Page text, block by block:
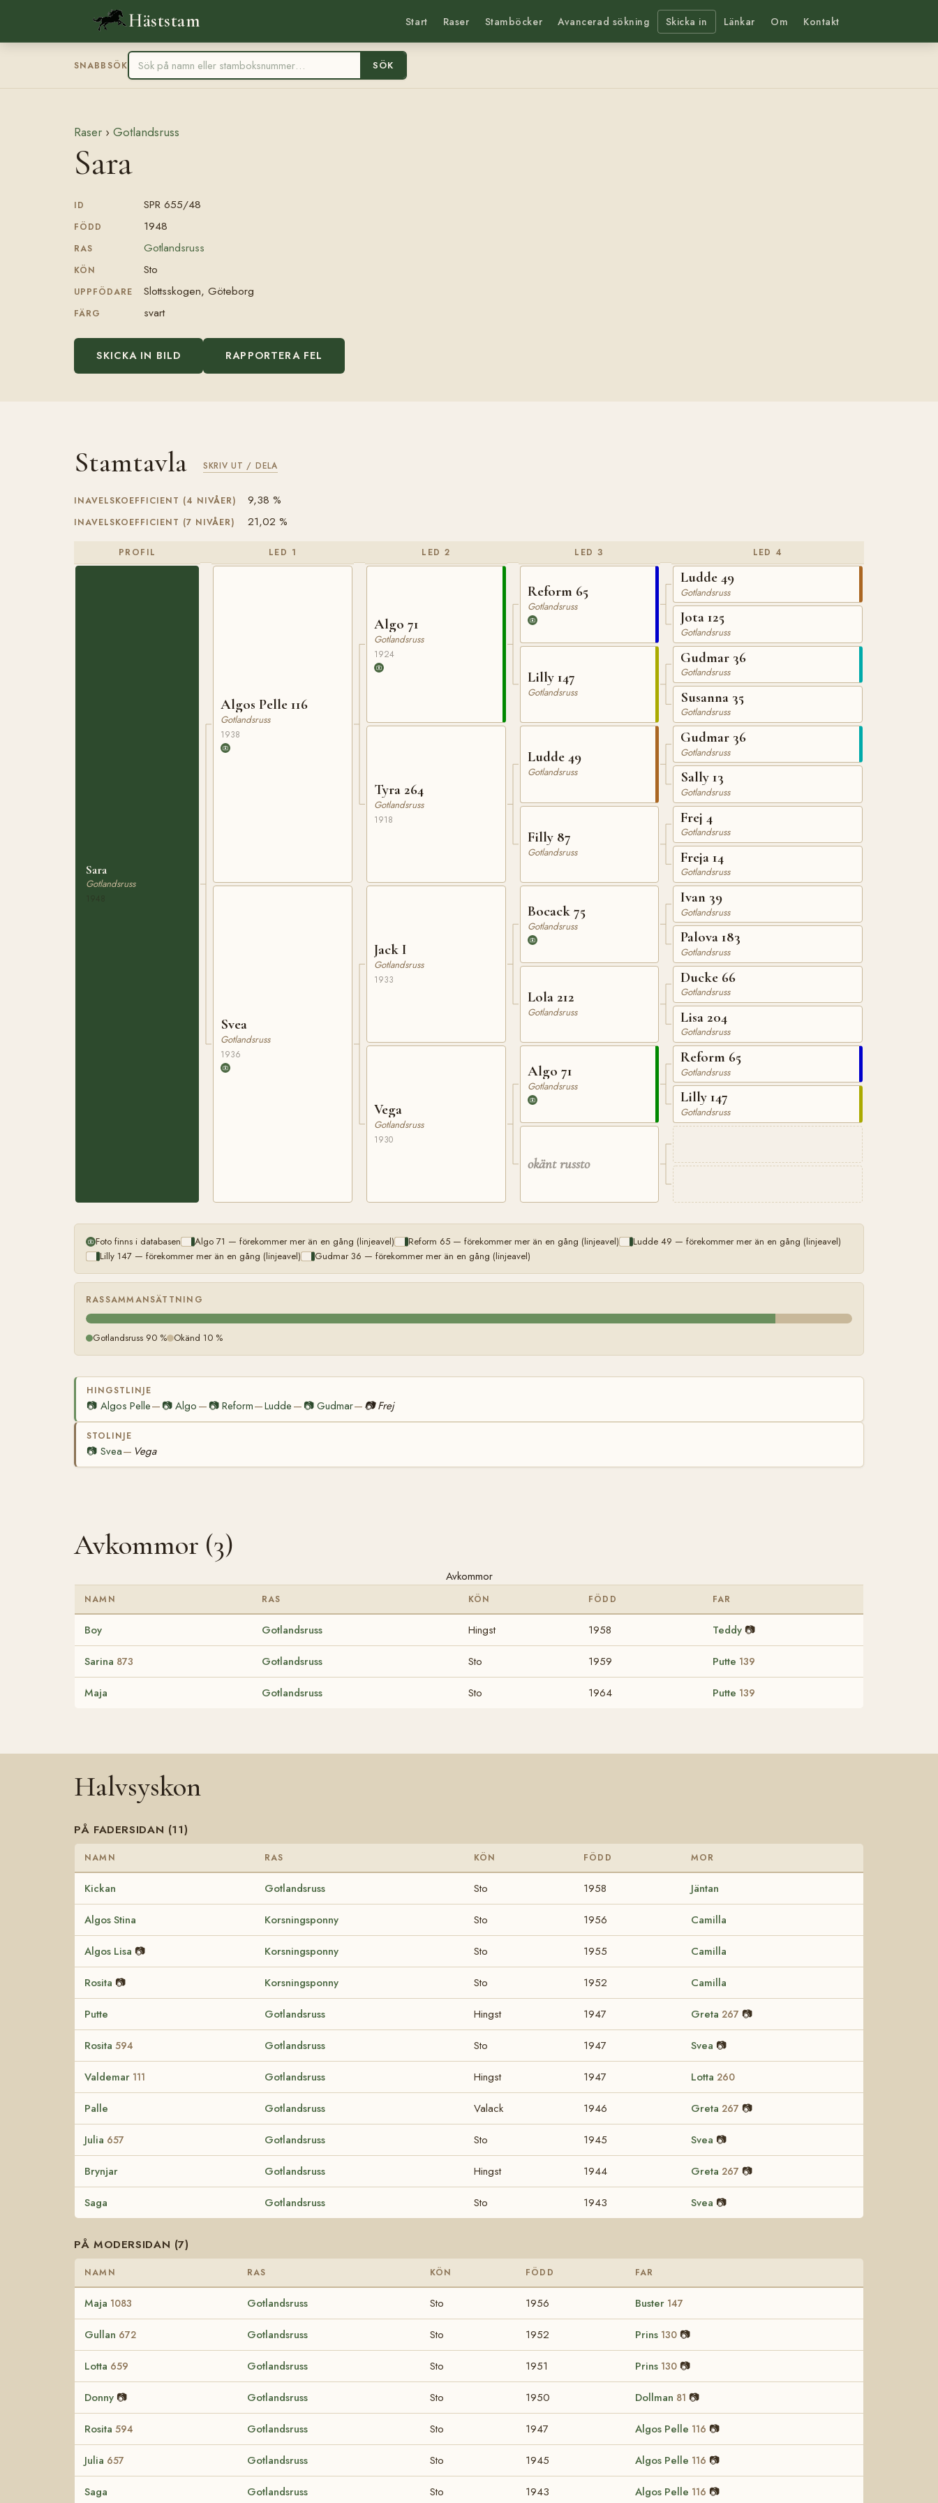
Häststam Start Raser Stamböcker Avancerad sökning Skicka in Länkar Om Kontakt
SNABBSÖK SÖK
Raser › Gotlandsruss
Sara
ID SPR 655/48
FÖDD 1948
RAS Gotlandsruss
KÖN Sto
UPPFÖDARE Slottsskogen, Göteborg
FÄRG svart
SKICKA IN BILD RAPPORTERA FEL
Stamtavla SKRIV UT / DELA
INAVELSKOEFFICIENT (4 NIVÅER) 9,38 %
INAVELSKOEFFICIENT (7 NIVÅER) 21,02 %
PROFIL
Sara
Gotlandsruss
LED 1
Algos Pelle 116
Gotlandsruss
1938
Svea
Gotlandsruss
1936
LED 2
Algo 71
Gotlandsruss
1924
Tyra 264
Gotlandsruss
1918
Jack I
Gotlandsruss
1933
Vega
Gotlandsruss
1930
LED 3
Reform 65
Gotlandsruss
Lilly 147
Gotlandsruss
Ludde 49
Gotlandsruss
Filly 87
Gotlandsruss
Bocack 75
Gotlandsruss
Lola 212
Gotlandsruss
Algo 71
Gotlandsruss
okänt russto
LED 4
Ludde 49
Gotlandsruss
Jota 125
Gotlandsruss
Gudmar 36
Gotlandsruss
Susanna 35
Gotlandsruss
Gudmar 36
Gotlandsruss
Sally 13
Gotlandsruss
Frej 4
Gotlandsruss
Freja 14
Gotlandsruss
Ivan 39
Gotlandsruss
Palova 183
Gotlandsruss
Ducke 66
Gotlandsruss
Lisa 204
Gotlandsruss
Reform 65
Gotlandsruss
Lilly 147
Gotlandsruss
Foto finns i databasen Algo 71 — förekommer mer än en gång (linjeavel) Reform 65 — förekommer mer än en gång (linjeavel)
Ludde 49 — förekommer mer än en gång (linjeavel)
Lilly 147 — förekommer mer än en gång (linjeavel)
Gudmar 36 — förekommer mer än en gång (linjeavel)
RASSAMMANSÄTTNING
Gotlandsruss 90 % Okänd 10 %
HINGSTLINJE
📷 Algos Pelle— 📷Algo — 📷 Reform—Ludde — 📷 Gudmar— 📷 Frej
STOLINJE
📷 Svea— Vega
Avkommor (3)
Avkommor
NAMN RAS KÖN FÖDD FAR
Boy Gotlandsruss Hingst 1958 Teddy 📷
Sarina 873 Gotlandsruss Sto 1959 Putte 139
Maja Gotlandsruss Sto 1964 Putte 139
Halvsyskon
PÅ FADERSIDAN (11)
NAMN RAS KÖN FÖDD MOR
Kickan Gotlandsruss Sto 1958 Jäntan
Algos Stina Korsningsponny Sto 1956 Camilla
Algos Lisa 📷 Korsningsponny Sto 1955 Camilla
Rosita 📷 Korsningsponny Sto 1952 Camilla
Putte Gotlandsruss Hingst 1947 Greta 267 📷
Rosita 594 Gotlandsruss Sto 1947 Svea 📷
Valdemar 111 Gotlandsruss Hingst 1947 Lotta 260
Palle Gotlandsruss Valack 1946 Greta 267 📷
Julia 657 Gotlandsruss Sto 1945 Svea 📷
Brynjar Gotlandsruss Hingst 1944 Greta 267 📷
Saga Gotlandsruss Sto 1943 Svea 📷
PÅ MODERSIDAN (7)
NAMN RAS KÖN FÖDD FAR
Maja 1083 Gotlandsruss Sto 1956 Buster 147
Gullan 672 Gotlandsruss Sto 1952 Prins 130 📷
Lotta 659 Gotlandsruss Sto 1951 Prins 130 📷
Donny 📷 Gotlandsruss Sto 1950 Dollman 81 📷
Rosita 594 Gotlandsruss Sto 1947 Algos Pelle 116 📷
Julia 657 Gotlandsruss Sto 1945 Algos Pelle 116 📷
Saga Gotlandsruss Sto 1943 Algos Pelle 116 📷